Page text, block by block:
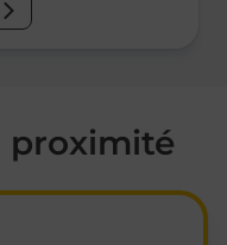
proximité